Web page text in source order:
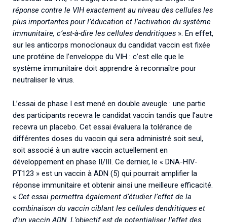
réponse contre le VIH exactement au niveau des cellules les
plus importantes pour l’éducation et l’activation du système
immunitaire, c’est-à-dire les cellules dendritiques ». En effet,
sur les anticorps monoclonaux du candidat vaccin est fixée
une protéine de l’enveloppe du VIH : c’est elle que le
système immunitaire doit apprendre à reconnaître pour
neutraliser le virus.
L’essai de phase I est mené en double aveugle : une partie
des participants recevra le candidat vaccin tandis que l’autre
recevra un placebo. Cet essai évaluera la tolérance de
différentes doses du vaccin qui sera administré soit seul,
soit associé à un autre vaccin actuellement en
développement en phase II/III. Ce dernier, le « DNA-HIV-
PT123 » est un vaccin à ADN (5) qui pourrait amplifier la
réponse immunitaire et obtenir ainsi une meilleure efficacité.
« Cet essai permettra également d’étudier l’effet de la
combinaison du vaccin ciblant les cellules dendritiques et
d’un vaccin ADN. L’objectif est de potentialiser l’effet des